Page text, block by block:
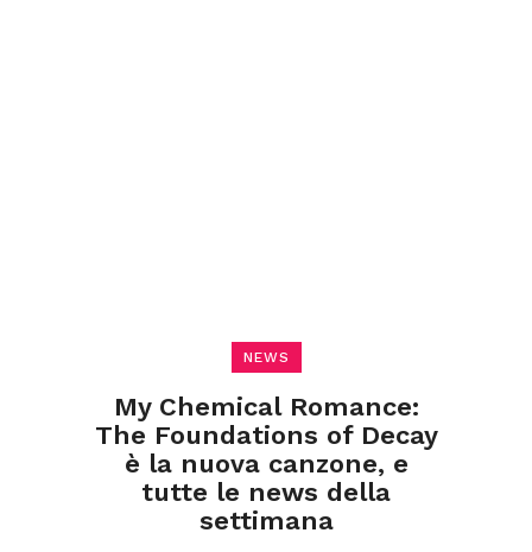
NEWS
My Chemical Romance:
The Foundations of Decay
è la nuova canzone, e
tutte le news della
settimana